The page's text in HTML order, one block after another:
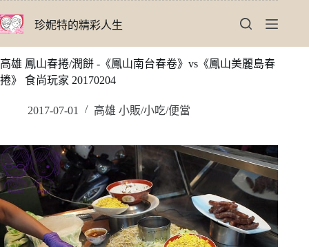
至
要
內
珍妮特的精彩人生
高雄 鳳山春捲/潤餅 -《鳳山南台春卷》vs《鳳山美麗島春
捲》 食尚玩家 20170204
2017-07-01 高雄 小販/小吃/便當